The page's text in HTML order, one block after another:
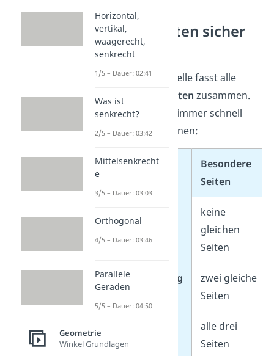
Dreiecksarten sicher
erkennen
Die folgende Tabelle fasst alle
sechs Dreiecksarten zusammen.
So kannst du sie immer schnell
und sicher zuordnen:
Besondere
Seiten
keine
gleichen
Seiten
Gleichschenklig
zwei gleiche
Seiten
alle drei
Seiten
Horizontal,
vertikal,
waagerecht,
senkrecht
1/5 – Dauer: 02:41
Was ist
senkrecht?
2/5 – Dauer: 03:42
Mittelsenkrecht
e
3/5 – Dauer: 03:03
Orthogonal
4/5 – Dauer: 03:46
Parallele
Geraden
5/5 – Dauer: 04:50
Geometrie
Winkel Grundlagen